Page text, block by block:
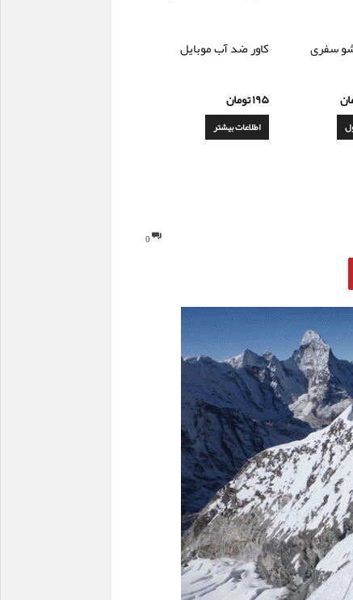
سفری کاور ضد آب موبایل
۱۹۵تومان
اطلاعات بیشتر
0